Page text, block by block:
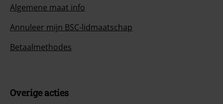
Algemene maat info
Annuleer mijn BSC-lidmaatschap
Betaalmethodes
Overige acties